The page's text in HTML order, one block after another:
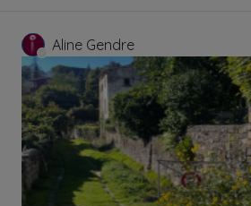
Aline Gendre